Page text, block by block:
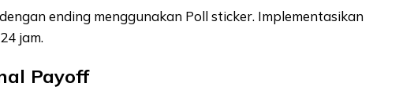
ending menggunakan Poll sticker. Implementasikan
jam.
Payoff